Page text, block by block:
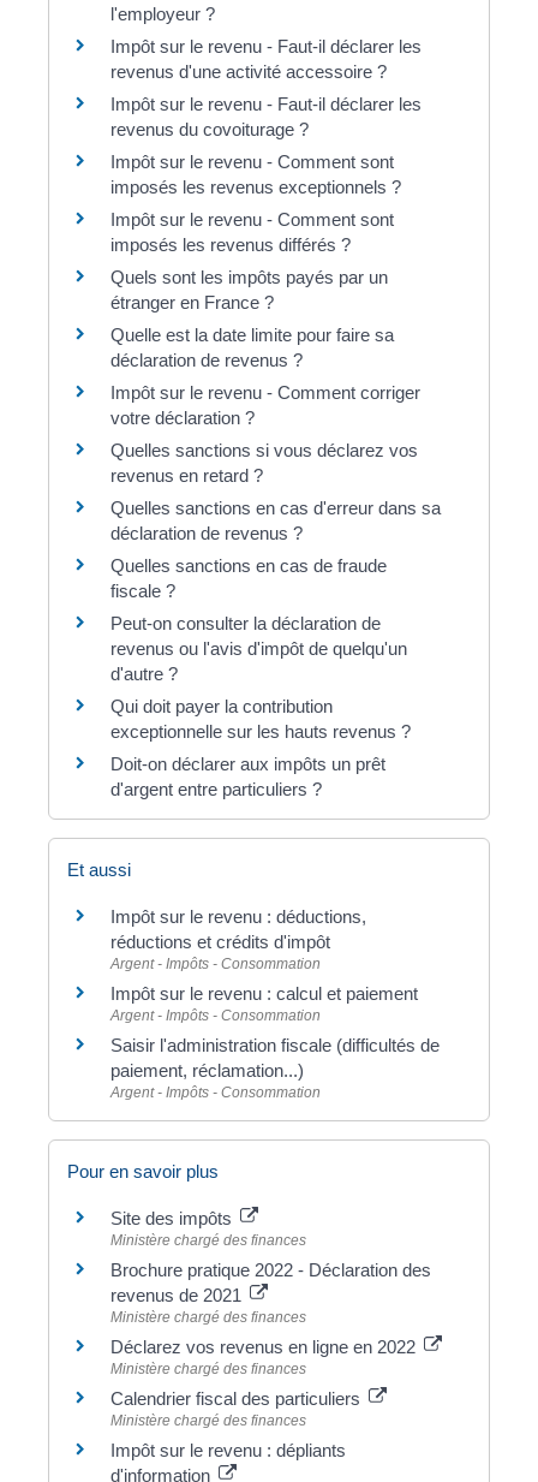
l'employeur ?
Impôt sur le revenu - Faut-il déclarer les
revenus d'une activité accessoire ?
Impôt sur le revenu - Faut-il déclarer les
revenus du covoiturage ?
Impôt sur le revenu - Comment sont
imposés les revenus exceptionnels ?
Impôt sur le revenu - Comment sont
imposés les revenus différés ?
Quels sont les impôts payés par un
étranger en France ?
Quelle est la date limite pour faire sa
déclaration de revenus ?
Impôt sur le revenu - Comment corriger
votre déclaration ?
Quelles sanctions si vous déclarez vos
revenus en retard ?
Quelles sanctions en cas d'erreur dans sa
déclaration de revenus ?
Quelles sanctions en cas de fraude
fiscale ?
Peut-on consulter la déclaration de
revenus ou l'avis d'impôt de quelqu'un
d'autre ?
Qui doit payer la contribution
exceptionnelle sur les hauts revenus ?
Doit-on déclarer aux impôts un prêt
d'argent entre particuliers ?
Et aussi
Impôt sur le revenu : déductions,
réductions et crédits d'impôt
Argent - Impôts - Consommation
Impôt sur le revenu : calcul et paiement
Argent - Impôts - Consommation
Saisir l'administration fiscale (difficultés de
paiement, réclamation...)
Argent - Impôts - Consommation
Pour en savoir plus
Site des impôts
Ministère chargé des finances
Brochure pratique 2022 - Déclaration des
revenus de 2021
Ministère chargé des finances
Déclarez vos revenus en ligne en 2022
Ministère chargé des finances
Calendrier fiscal des particuliers
Ministère chargé des finances
Impôt sur le revenu : dépliants
d'information